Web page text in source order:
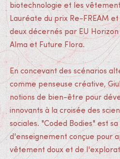
biotechnologie et les
Lauréate du prix Re-FREAM et
deux décernés par EU
Alma et Future Flora.
En concevant des scénarios
comme penseuse créative,
notions de bien-être pour
innovants à la croisée des
sociales. "Coded Bodies" est
d'enseignement conçue pour
vêtement doux et de